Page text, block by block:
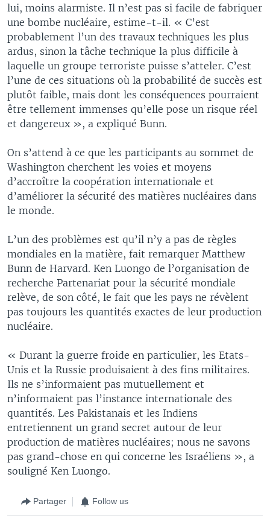
lui, moins alarmiste. Il n’est pas si facile de fabriquer
une bombe nucléaire, estime-t-il. « C’est
probablement l’un des travaux techniques les plus
ardus, sinon la tâche technique la plus difficile à
laquelle un groupe terroriste puisse s’atteler. C’est
l’une de ces situations où la probabilité de succès est
plutôt faible, mais dont les conséquences pourraient
être tellement immenses qu’elle pose un risque réel
et dangereux », a expliqué Bunn.
On s’attend à ce que les participants au sommet de
Washington cherchent les voies et moyens
d’accroître la coopération internationale et
d’améliorer la sécurité des matières nucléaires dans
le monde.
L’un des problèmes est qu’il n’y a pas de règles
mondiales en la matière, fait remarquer Matthew
Bunn de Harvard. Ken Luongo de l’organisation de
recherche Partenariat pour la sécurité mondiale
relève, de son côté, le fait que les pays ne révèlent
pas toujours les quantités exactes de leur production
nucléaire.
« Durant la guerre froide en particulier, les Etats-
Unis et la Russie produisaient à des fins militaires.
Ils ne s’informaient pas mutuellement et
n’informaient pas l’instance internationale des
quantités. Les Pakistanais et les Indiens
entretiennent un grand secret autour de leur
production de matières nucléaires; nous ne savons
pas grand-chose en qui concerne les Israéliens », a
souligné Ken Luongo.
Partager Follow us